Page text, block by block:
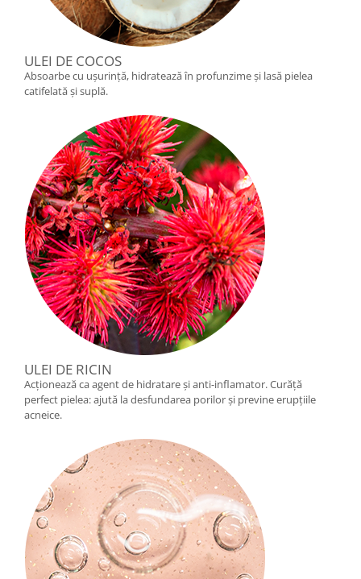
ULEI DE COCOS
Absoarbe cu ușurință, hidratează în profunzime și lasă pielea
catifelată și suplă.
ULEI DE RICIN
Acționează ca agent de hidratare și anti-inflamator. Curăță
perfect pielea: ajută la desfundarea porilor și previne erupțiile
acneice.